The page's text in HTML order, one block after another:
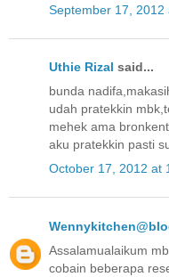
September 17, 2012
Uthie Rizal said...
bunda
udah pratekkin
mehek ama
aku pratekkin pasti
October 17, 2012 at
Assalamualaikum
cobain beberapa